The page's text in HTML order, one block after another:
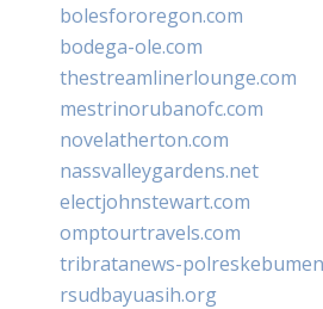
bolesfororegon.com
bodega-ole.com
thestreamlinerlounge.com
mestrinorubanofc.com
novelatherton.com
nassvalleygardens.net
electjohnstewart.com
omptourtravels.com
tribratanews-
rsudbayuasih.org